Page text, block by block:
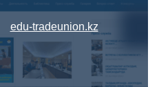
edu-tradeunion.kz